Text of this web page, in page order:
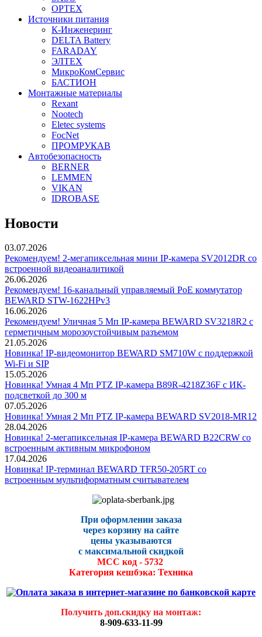
OPTEX
Источники питания
К-Инженеринг
DELTA Battery
FARADAY
ЭЛТЕХ
МикроКомСервис
БАСТИОН
Монтажные материалы
Rexant
Nootech
Eletec systems
FocNet
ПРОМРУКАВ
Автобезопасность
BERNER
LEMMEN
VIKAN
IDROBASE
Новости
03.07.2026
Рекомендуем! 2-мегапиксельная мини IP-камера SV2012DR со
встроенной видеоаналитикой
26.06.2026
Рекомендуем! 16-канальный управляемый PoE коммутатор
BEWARD STW-1622HPv3
16.06.2026
Рекомендуем! Уличная 5 Мп IP-камера BEWARD SV3218R2 с
герметичным морозоустойчивым разъемом
21.05.2026
Новинка! IP-видеомонитор BEWARD SM710W с поддержкой
Wi-Fi и SIP
15.05.2026
Новинка! Умная 4 Мп PTZ IP-камера B89R-4218Z36F с ИК-
подсветкой до 300 м
07.05.2026
Новинка! Умная 2 Мп PTZ IP-камера BEWARD SV2018-MR12
28.04.2026
Новинка! 2-мегапиксельная IP-камера BEWARD B22CRW со
встроенным активным микрофоном
17.04.2026
Новинка! IP-терминал BEWARD TFR50-205RT со
встроенным мультиформатным считывателем
При оформлении заказа
через корзину на сайте
цены указываются
с максимальной скидкой
МСС код - 5732
Категория кешбэка: Техника
Получить доп.скидку на монтаж:
8-909-633-11-99